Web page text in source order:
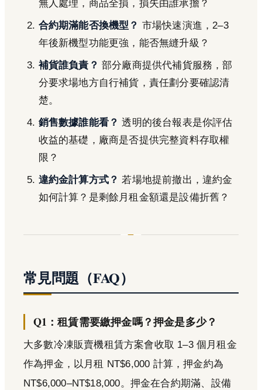
無人處理，商品全損，損失由誰承擔？
合約期滿能否換機型？ 市場快速演進，2–3
年後新機型功能更強，能否無縫升級？
補貨誰負責？ 部分廠商提供代補貨服務，部
分要求場地方自行補貨，責任劃分要確認清
楚。
銷售數據誰能看？ 透明的後台報表是你評估
收益的基礎，廠商是否提供完整資料存取權
限？
違約金計算方式？ 若場地提前撤出，違約金
如何計算？是剩餘月租金額還是設備折舊？
常見問題（FAQ）
Q1：租賃需要繳押金嗎？押金是多少？
大多數冷凍販賣機租賃方案會收取 1–3 個月租金
作為押金，以月租 NT$6,000 計算，押金約為
NT$6,000–NT$18,000。押金在合約期滿、設備